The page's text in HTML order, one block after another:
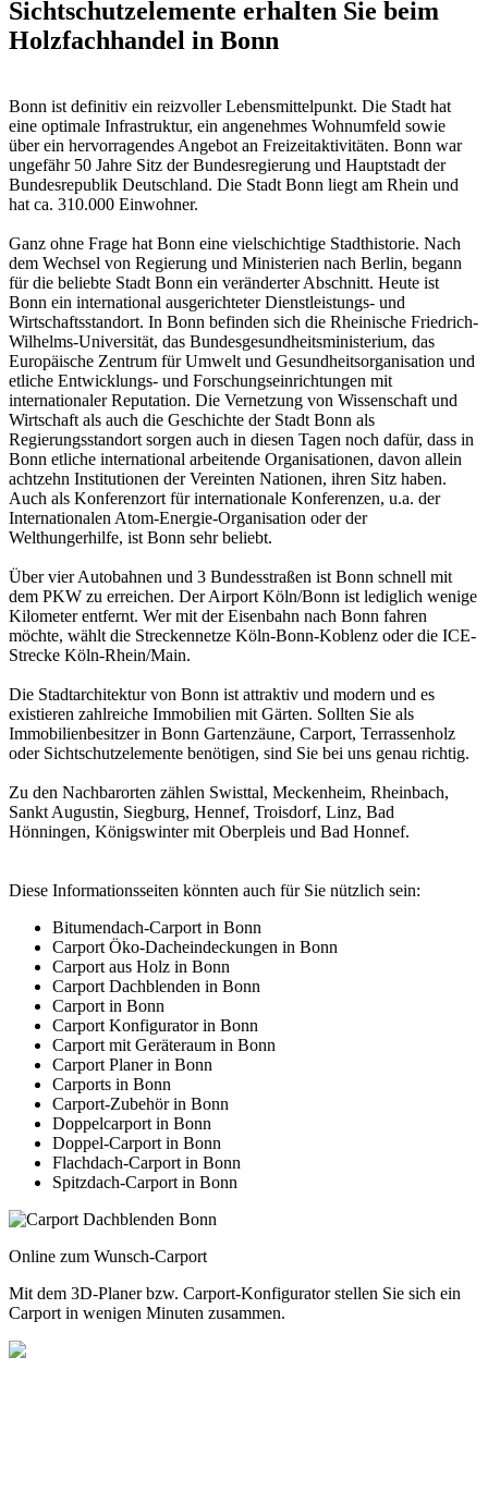
Sichtschutzelemente erhalten Sie beim
Holzfachhandel in Bonn
Bonn ist definitiv ein reizvoller Lebensmittelpunkt. Die Stadt hat
eine optimale Infrastruktur, ein angenehmes Wohnumfeld sowie
über ein hervorragendes Angebot an Freizeitaktivitäten. Bonn war
ungefähr 50 Jahre Sitz der Bundesregierung und Hauptstadt der
Bundesrepublik Deutschland. Die Stadt Bonn liegt am Rhein und
hat ca. 310.000 Einwohner.
Ganz ohne Frage hat Bonn eine vielschichtige Stadthistorie. Nach
dem Wechsel von Regierung und Ministerien nach Berlin, begann
für die beliebte Stadt Bonn ein veränderter Abschnitt. Heute ist
Bonn ein international ausgerichteter Dienstleistungs- und
Wirtschaftsstandort. In Bonn befinden sich die Rheinische Friedrich-
Wilhelms-Universität, das Bundesgesundheitsministerium, das
Europäische Zentrum für Umwelt und Gesundheitsorganisation und
etliche Entwicklungs- und Forschungseinrichtungen mit
internationaler Reputation. Die Vernetzung von Wissenschaft und
Wirtschaft als auch die Geschichte der Stadt Bonn als
Regierungsstandort sorgen auch in diesen Tagen noch dafür, dass in
Bonn etliche international arbeitende Organisationen, davon allein
achtzehn Institutionen der Vereinten Nationen, ihren Sitz haben.
Auch als Konferenzort für internationale Konferenzen, u.a. der
Internationalen Atom-Energie-Organisation oder der
Welthungerhilfe, ist Bonn sehr beliebt.
Über vier Autobahnen und 3 Bundesstraßen ist Bonn schnell mit
dem PKW zu erreichen. Der Airport Köln/Bonn ist lediglich wenige
Kilometer entfernt. Wer mit der Eisenbahn nach Bonn fahren
möchte, wählt die Streckennetze Köln-Bonn-Koblenz oder die ICE-
Strecke Köln-Rhein/Main.
Die Stadtarchitektur von Bonn ist attraktiv und modern und es
existieren zahlreiche Immobilien mit Gärten. Sollten Sie als
Immobilienbesitzer in Bonn Gartenzäune, Carport, Terrassenholz
oder Sichtschutzelemente benötigen, sind Sie bei uns genau richtig.
Zu den Nachbarorten zählen Swisttal, Meckenheim, Rheinbach,
Sankt Augustin, Siegburg, Hennef, Troisdorf, Linz, Bad
Hönningen, Königswinter mit Oberpleis und Bad Honnef.
Diese Informationsseiten könnten auch für Sie nützlich sein:
Bitumendach-Carport in Bonn
Carport Öko-Dacheindeckungen in Bonn
Carport aus Holz in Bonn
Carport Dachblenden in Bonn
Carport in Bonn
Carport Konfigurator in Bonn
Carport mit Geräteraum in Bonn
Carport Planer in Bonn
Carports in Bonn
Carport-Zubehör in Bonn
Doppelcarport in Bonn
Doppel-Carport in Bonn
Flachdach-Carport in Bonn
Spitzdach-Carport in Bonn
Online zum Wunsch-Carport
Mit dem 3D-Planerbzw. Carport-Konfiguratorstellen Sie sich ein
Carport in wenigen Minuten zusammen.